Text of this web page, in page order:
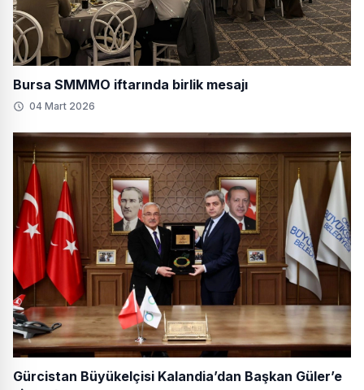
Bursa SMMMO iftarında birlik mesajı
04 Mart 2026
Gürcistan Büyükelçisi Kalandia’dan Başkan Güler’e